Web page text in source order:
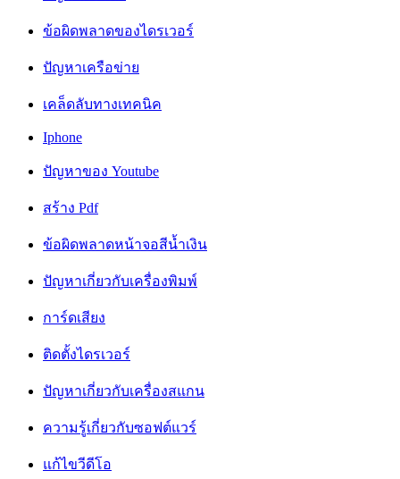
ข้อผิดพลาดของไดรเวอร์
ปัญหาเครือข่าย
เคล็ดลับทางเทคนิค
Iphone
ปัญหาของ Youtube
สร้าง Pdf
ข้อผิดพลาดหน้าจอสีน้ำเงิน
ปัญหาเกี่ยวกับเครื่องพิมพ์
การ์ดเสียง
ติดตั้งไดรเวอร์
ปัญหาเกี่ยวกับเครื่องสแกน
ความรู้เกี่ยวกับซอฟต์แวร์
แก้ไขวีดีโอ